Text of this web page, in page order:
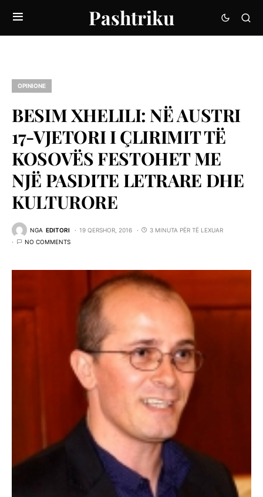
Pashtriku
OPINIONE
BESIM XHELILI: NË AUSTRI
17-VJETORI I ÇLIRIMIT TË
KOSOVËS FESTOHET ME
NJË PASDITE LETRARE DHE
KULTURORE
NGA EDITORI 19 QERSHOR, 2016
3 MINUTA PËR TË LEXUAR
NO COMMENTS